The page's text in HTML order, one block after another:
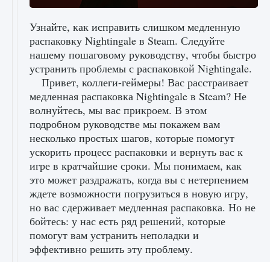
Узнайте, как исправить слишком медленную
распаковку Nightingale в Steam. Следуйте
нашему пошаговому руководству, чтобы быстро
устранить проблемы с распаковкой Nightingale.
Привет, коллеги-геймеры! Вас расстраивает
медленная распаковка Nightingale в Steam? Не
волнуйтесь, мы вас прикроем. В этом
подробном руководстве мы покажем вам
несколько простых шагов, которые помогут
ускорить процесс распаковки и вернуть вас к
игре в кратчайшие сроки. Мы понимаем, как
это может раздражать, когда вы с нетерпением
ждете возможности погрузиться в новую игру,
но вас сдерживает медленная распаковка. Но не
бойтесь: у нас есть ряд решений, которые
помогут вам устранить неполадки и
эффективно решить эту проблему.